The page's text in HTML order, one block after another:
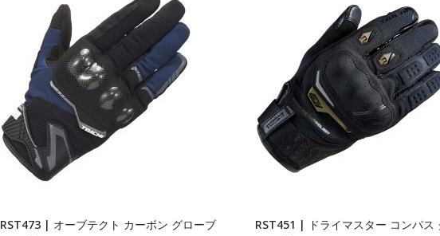
RST473 | オーブテクト カーボン グローブ
RST451 | ドライマスター コンパス